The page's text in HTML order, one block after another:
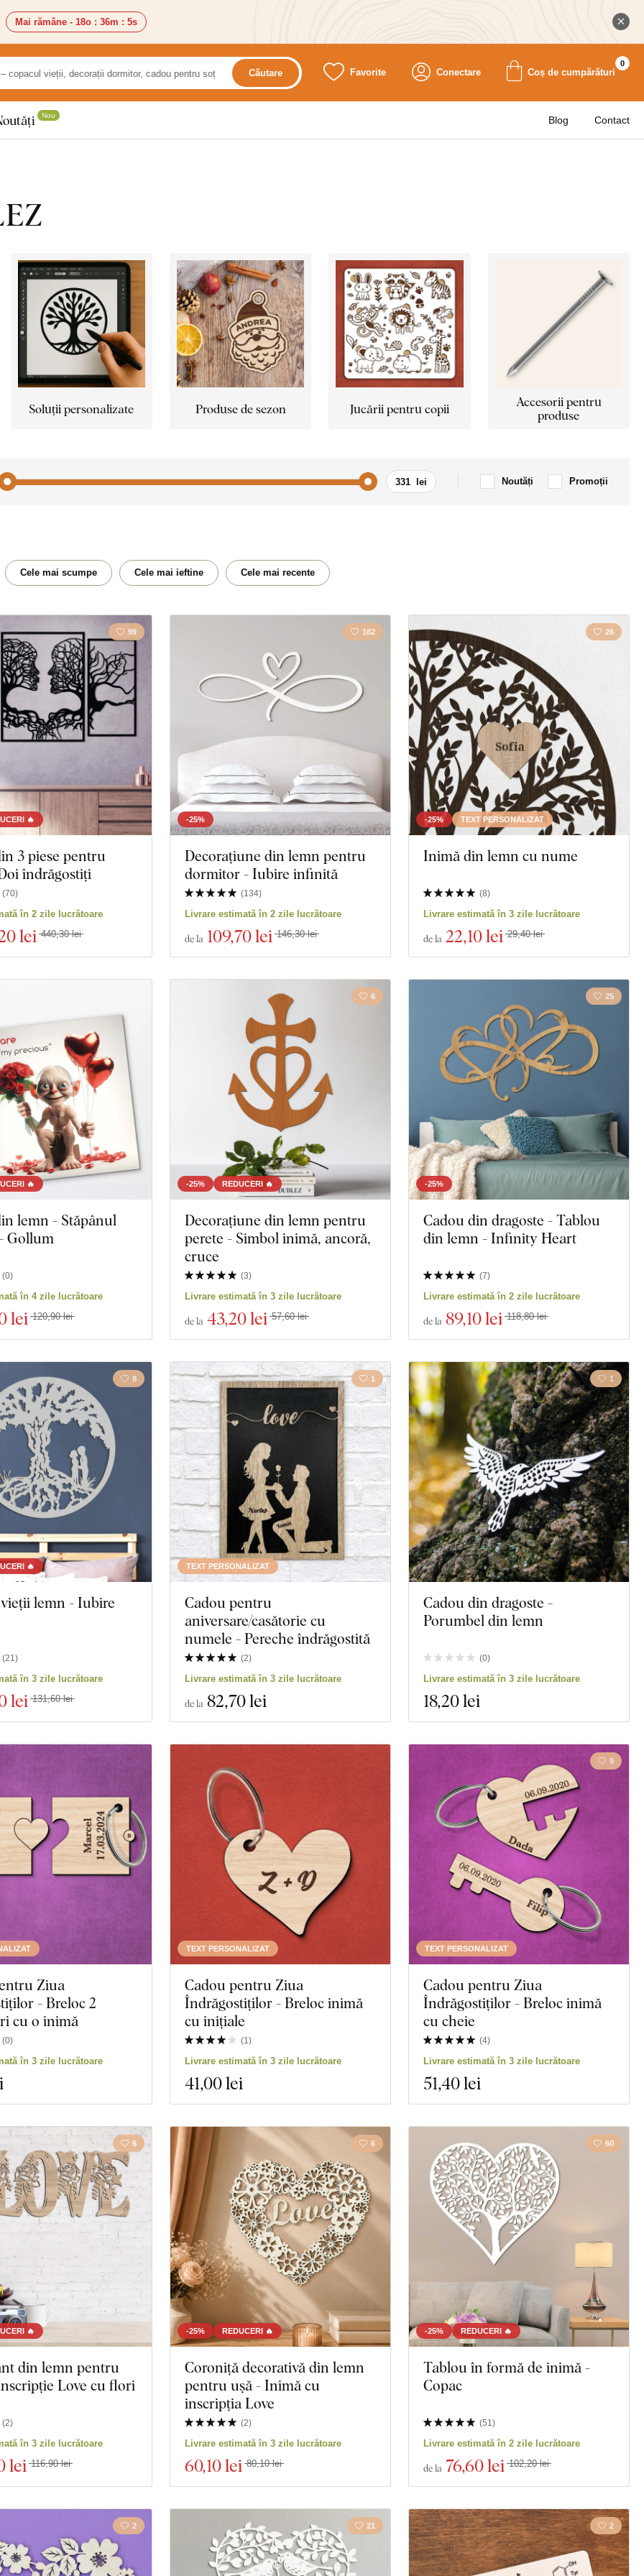
Mai rămâne - 18o : 36m : 3s
Căutare Favorite Conectare Coș de cumpărături
0
Nou Blog Contact
Soluții personalizate Produse de sezon Jucării pentru copii
Accesorii pentru
produse
Noutăți Promoții
Bule Budism
Bucătărie Dragoste
Oameni Mandala Hartă
Fluturi Natură Poligonal
Bufnițe
Coroană Natură moartă Animal
Muzică Motociclete
Sport Educație
Spiritualitate
Cele mai scumpe Cele mai ieftine Cele mai recente
🔥
99
3 piese pentru
îndrăgostiți
(70)
în 2 zile lucrătoare
lei 440,30 lei
-25%
182
Decorațiune din lemn pentru
dormitor - Iubire infinită
(134)
Livrare estimată în 2 zile lucrătoare
de la 109,70 lei 146,30 lei
-25% TEXT PERSONALIZAT
26
Inimă din lemn cu nume
(8)
Livrare estimată în 3 zile lucrătoare
de la 22,10 lei 29,40 lei
🔥
lemn - Stăpânul
Gollum
(0)
în 4 zile lucrătoare
lei 120,90 lei
-25% REDUCERI 🔥
6
Decorațiune din lemn pentru
perete - Simbol inimă, ancoră,
cruce
(3)
Livrare estimată în 3 zile lucrătoare
de la 43,20 lei 57,60 lei
-25%
25
Cadou din dragoste - Tablou
din lemn - Infinity Heart
(7)
Livrare estimată în 2 zile lucrătoare
de la 89,10 lei 118,80 lei
🔥
8
lemn - Iubire
(21)
în 3 zile lucrătoare
lei 131,60 lei
TEXT PERSONALIZAT
1
Cadou pentru
aniversare/casătorie cu
numele - Pereche îndrăgostită
(2)
Livrare estimată în 3 zile lucrătoare
de la 82,70 lei
1
Cadou din dragoste -
Porumbel din lemn
(0)
Livrare estimată în 3 zile lucrătoare
18,20 lei
Ziua
- Breloc 2
cu o inimă
(0)
în 3 zile lucrătoare
TEXT PERSONALIZAT
Cadou pentru Ziua
Îndrăgostiților - Breloc inimă
cu inițiale
(1)
Livrare estimată în 3 zile lucrătoare
41,00 lei
TEXT PERSONALIZAT
9
Cadou pentru Ziua
Îndrăgostiților - Breloc inimă
cu cheie
(4)
Livrare estimată în 3 zile lucrătoare
51,40 lei
🔥
6
din lemn pentru
Love cu flori
(2)
în 3 zile lucrătoare
lei 116,90 lei
-25% REDUCERI 🔥
6
Coroniță decorativă din lemn
pentru ușă - Inimă cu
inscripția Love
(2)
Livrare estimată în 3 zile lucrătoare
60,10 lei 80,10 lei
-25% REDUCERI 🔥
60
Tablou în formă de inimă -
Copac
(51)
Livrare estimată în 2 zile lucrătoare
de la 76,60 lei 102,20 lei
2 21 2